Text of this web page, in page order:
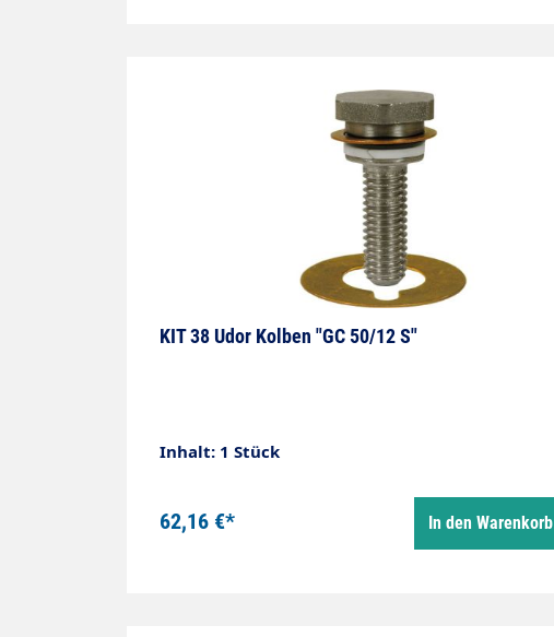
KIT 38 Udor Kolben "GC 50/12 S"
Inhalt: 1 Stück
62,16 €* In den Warenkorb